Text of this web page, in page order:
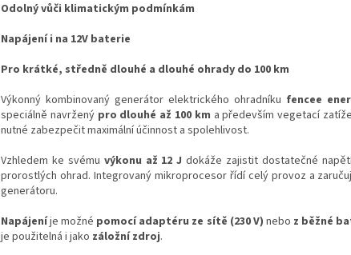
Odolný vůči klimatickým podmínkám
Napájení i na 12V baterie
Pro krátké, středně dlouhé a dlouhé ohrady do 100 km
Výkonný kombinovaný generátor elektrického ohradníku fencee
speciálně navržený pro dlouhé až 100 km a především vegetací
nutné zabezpečit maximální účinnost a spolehlivost.
Vzhledem ke svému výkonu až 12 J dokáže zajistit dostatečné
prorostlých ohrad. Integrovaný mikroprocesor řídí celý provoz a
generátoru.
Napájeníje možné pomocí adaptéru ze sítě (230 V) nebo z běžné
je použitelná i jako záložní zdroj.